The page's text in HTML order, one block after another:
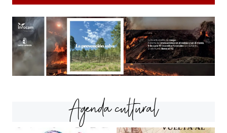
Agenda cultural